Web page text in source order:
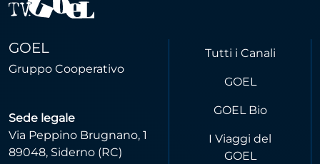
GOEL
Gruppo Cooperativo
Sede legale
Via Peppino Brugnano, 1
89048, Siderno (RC)
Tutti i Canali
GOEL
GOEL Bio
I Viaggi del
GOEL